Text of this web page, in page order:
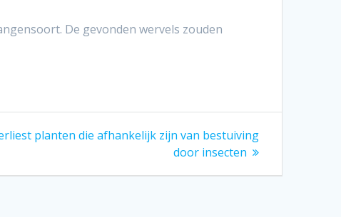
De gevonden wervels zouden
planten die afhankelijk zijn van bestuiving
door insecten